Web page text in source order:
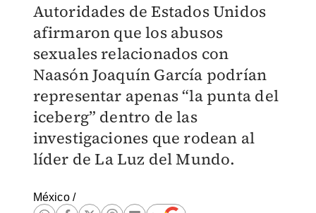
Autoridades de Estados Unidos
afirmaron que los abusos
sexuales relacionados con
Naasón Joaquín García podrían
representar apenas “la punta del
iceberg” dentro de las
investigaciones que rodean al
líder de La Luz del Mundo.
México/